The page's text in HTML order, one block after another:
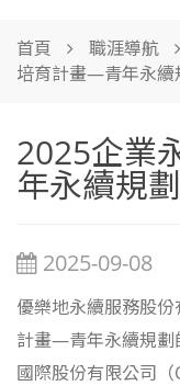
首頁 職涯導航
培育計畫—青年永續
2025企業
年永續規
2025-09-08
優樂地永續服務股
計畫—青年永續規劃
國際股份有限公司